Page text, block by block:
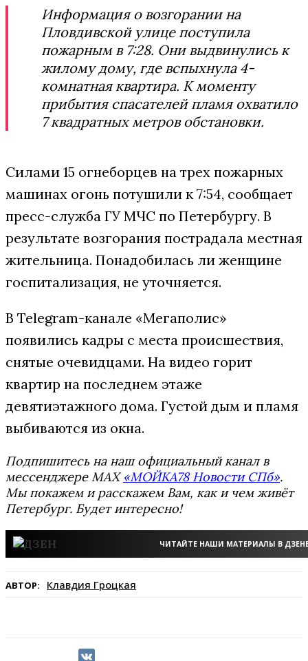
Информация о возгорании на
Пловдивской улице поступила
пожарным в 7:28. Они выдвинулись к
жилому дому, где вспыхнула 4-
комнатная квартира. К моменту
прибытия спасателей пламя охватило
7 квадратных метров обстановки.
Силами 15 огнеборцев на трех пожарных
машинах огонь потушили к 7:54, сообщает
пресс-служба ГУ МЧС по Петербургу. В
результате возгорания пострадала местная
жительница. Понадобилась ли женщине
госпитализация, не уточняется.
В Telegram-канале «Мегаполис»
появились кадры с места происшествия,
снятые очевидцами. На видео горит
квартир на последнем этаже
девятиэтажного дома. Густой дым и пламя
выбиваются из окна.
Подпишитесь на наш официальный канал в
мессенджере MAX«МОЙКА78 Новости СПб».
Мы покажем и расскажем Вам, как и чем живёт
Петербург. Будет интересно!
ЧИТАЙТЕ НАШИ МАТЕРИАЛЫ В
АВТОР: Клавдия Гроцкая